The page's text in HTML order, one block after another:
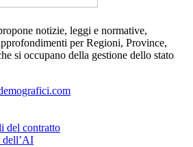
notizie, leggi e normative,
per Regioni, Province,
si occupano della gestione dello stato
del contratto
dell’AI